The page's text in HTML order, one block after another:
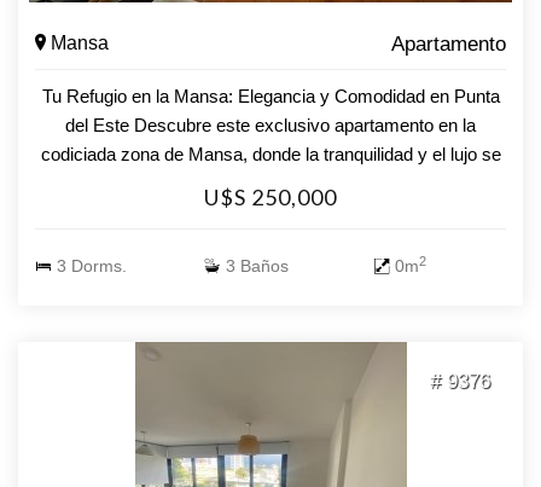
Mansa Apartamento
Tu Refugio en la Mansa: Elegancia y Comodidad en Punta
del Este Descubre este exclusivo apartamento en la
codiciada zona de Mansa, donde la tranquilidad y el lujo se
encuentran en perfecta armonía. Este espacioso hogar de 3
dormitorios, que incluye una suite principal, es ideal para
ingresar, serás recibido por un luminoso living y un
funcionalidad y estilo, convirtiendo cada comida en una
experiencia única. Relájate en el sauna o refréscate en la
Punta del Este. Cada rincón de este apartamento ha sido
pensado para brindarte confort y bienestar. No dejes pasar
U$S 250,000
3 Dorms. 3 Baños 0m2
# 9376